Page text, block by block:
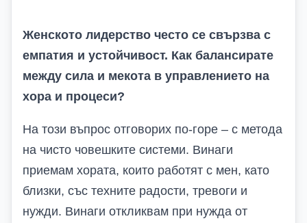
Женското лидерство често се свързва с
емпатия и устойчивост. Как балансирате
между сила и мекота в управлението на
хора и процеси?
На този въпрос отговорих по-горе – с метода
на чисто човешките системи. Винаги
приемам хората, които работят с мен, като
близки, със техните радости, тревоги и
нужди. Винаги откликвам при нужда от